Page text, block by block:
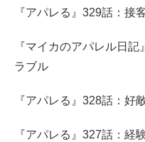
『アパレる』329話：接
『マイカのアパレル日
ラブル
『アパレる』328話：好
『アパレる』327話：経